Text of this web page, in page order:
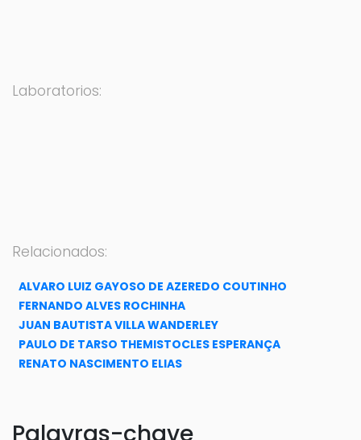
Laboratorios:
Relacionados:
ALVARO LUIZ GAYOSO DE AZEREDO COUTINHO
FERNANDO ALVES ROCHINHA
JUAN BAUTISTA VILLA WANDERLEY
PAULO DE TARSO THEMISTOCLES ESPERANÇA
RENATO NASCIMENTO ELIAS